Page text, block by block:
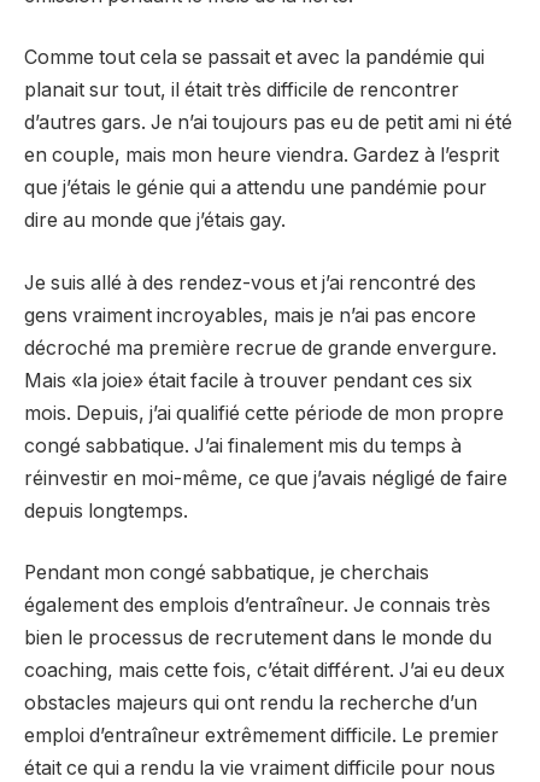
Comme tout cela se passait et avec la pandémie qui
planait sur tout, il était très difficile de rencontrer
d’autres gars. Je n’ai toujours pas eu de petit ami ni été
en couple, mais mon heure viendra. Gardez à l’esprit
que j’étais le génie qui a attendu une pandémie pour
dire au monde que j’étais gay.
Je suis allé à des rendez-vous et j’ai rencontré des
gens vraiment incroyables, mais je n’ai pas encore
décroché ma première recrue de grande envergure.
Mais «la joie» était facile à trouver pendant ces six
mois. Depuis, j’ai qualifié cette période de mon propre
congé sabbatique. J’ai finalement mis du temps à
réinvestir en moi-même, ce que j’avais négligé de faire
depuis longtemps.
Pendant mon congé sabbatique, je cherchais
également des emplois d’entraîneur. Je connais très
bien le processus de recrutement dans le monde du
coaching, mais cette fois, c’était différent. J’ai eu deux
obstacles majeurs qui ont rendu la recherche d’un
emploi d’entraîneur extrêmement difficile. Le premier
était ce qui a rendu la vie vraiment difficile pour nous